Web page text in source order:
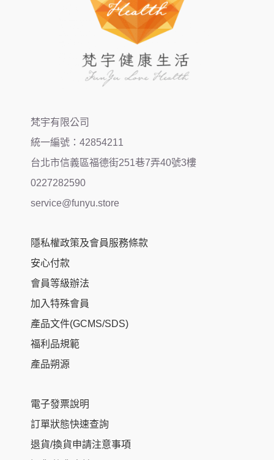
梵宇有限公司
統一編號：42854211
台北市信義區福德街251巷7弄40號3樓
0227282590
service@funyu.store
隱私權政策及會員服務條款
安心付款
會員等級辦法
加入特殊會員
產品文件(GCMS/SDS)
福利品規範
產品朔源
電子發票說明
訂單狀態快速查詢
退貨/換貨申請注意事項